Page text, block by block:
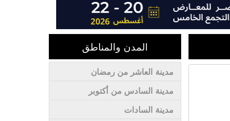
المدن والمناطق
مدينة العاشر من رمضان
مدينة السادس من أكتوبر
مدينة السادات